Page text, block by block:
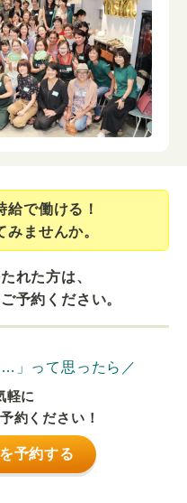
給で働ける！
みませんか。
れた方は、
予約ください。
」って思ったら／
軽に
約ください！
予約する